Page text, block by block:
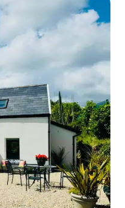
appréciés